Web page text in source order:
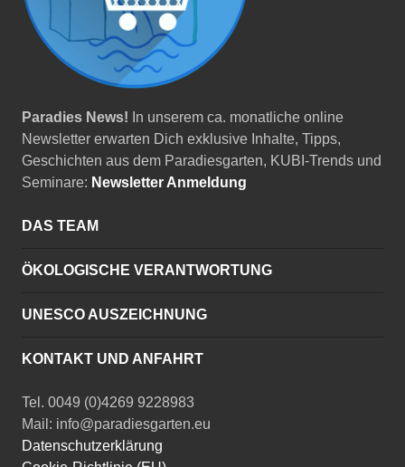
Paradies News! In unserem ca. monatliche online
Newsletter erwarten Dich exklusive Inhalte, Tipps,
Geschichten aus dem Paradiesgarten, KUBI-Trends und
Seminare: Newsletter Anmeldung
DAS TEAM
ÖKOLOGISCHE VERANTWORTUNG
UNESCO AUSZEICHNUNG
KONTAKT UND ANFAHRT
Tel. 0049 (0)4269 9228983
Mail: info@paradiesgarten.eu
Datenschutzerklärung